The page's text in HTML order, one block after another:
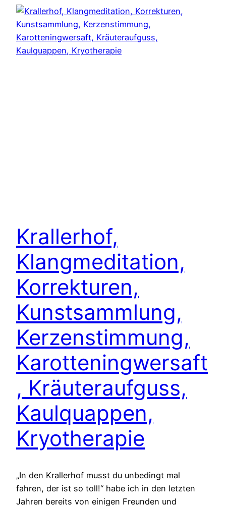
Krallerhof,
Klangmeditation,
Korrekturen,
Kunstsammlung,
Kerzenstimmung,
Karotteningwersaft
, Kräuteraufguss,
Kaulquappen,
Kryotherapie
„In den Krallerhof musst du unbedingt mal
fahren, der ist so toll!“ habe ich in den letzten
Jahren bereits von einigen Freunden und